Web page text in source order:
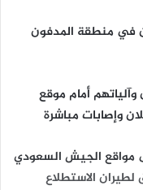
في منطقة المدفون
أمام موقع
وإصابات مباشرة
الجيش السعودي
الاستطلاع